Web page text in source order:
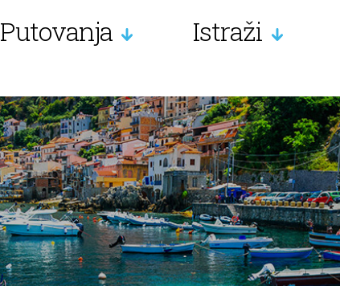
Putovanja Istraži